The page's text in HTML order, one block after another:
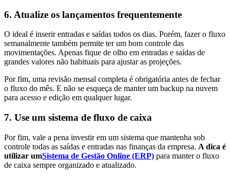
6. Atualize os lançamentos frequentemente
O ideal é inserir entradas e saídas todos os dias. Porém, fazer o fluxo
semanalmente também permite ter um bom controle das
movimentações. Apenas fique de olho em entradas e saídas de
grandes valores não habituais para ajustar as projeções.
Por fim, uma revisão mensal completa é obrigatória antes de fechar
o fluxo do mês. E não se esqueça de manter um backup na nuvem
para acesso e edição em qualquer lugar.
7. Use um sistema de fluxo de caixa
Por fim, vale a pena investir em um sistema que mantenha sob
controle todas as saídas e entradas nas finanças da empresa. A dica é
utilizar umSistema de Gestão Online (ERP) para manter o fluxo
de caixa sempre organizado e atualizado.